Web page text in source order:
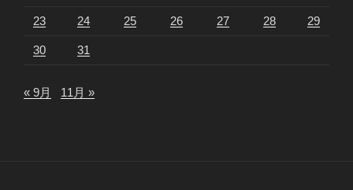
23 24 25 26 27 28 29
30 31
« 9月 11月 »